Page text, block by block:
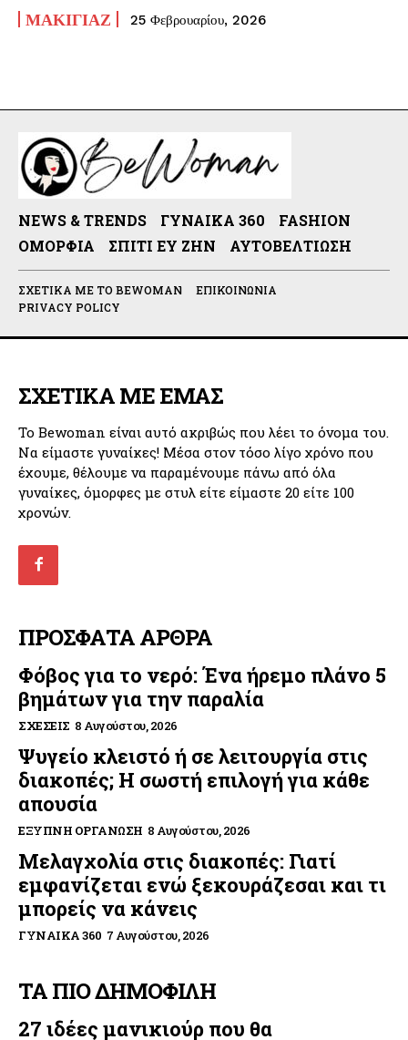
ΜΑΚΙΓΙΆΖ 25 Φεβρουαρίου, 2026
NEWS & TRENDS ΓΥΝΑΊΚΑ 360
FASHION
ΟΜΟΡΦΙΆ
ΣΠΊΤΙ ΕΥ ΖΗΝ ΑΥΤΟΒΕΛΤΊΩΣΗ
ΣΧΕΤΙΚΆ ΜΕ ΤΟ BEWOMAN
ΕΠΙΚΟΙΝΩΝΊΑ
PRIVACY POLICY
ΣΧΕΤΙΚΑ ΜΕ ΕΜΑΣ
Το Bewoman είναι αυτό ακριβώς που λέει το όνομα του.
Να είμαστε γυναίκες! Μέσα στον τόσο λίγο χρόνο που
έχουμε, θέλουμε να παραμένουμε πάνω από όλα
γυναίκες, όμορφες με στυλ είτε είμαστε 20 είτε 100
χρονών.
ΠΡΟΣΦΑΤΑ ΑΡΘΡΑ
Φόβος για το νερό: Ένα ήρεμο πλάνο 5
βημάτων για την παραλία
ΣΧΈΣΕΙΣ 8 Αυγούστου, 2026
Ψυγείο κλειστό ή σε λειτουργία στις
διακοπές; Η σωστή επιλογή για κάθε
απουσία
ΈΞΥΠΝΗ ΟΡΓΆΝΩΣΗ 8 Αυγούστου, 2026
Μελαγχολία στις διακοπές: Γιατί
εμφανίζεται ενώ ξεκουράζεσαι και τι
μπορείς να κάνεις
ΓΥΝΑΊΚΑ 360 7 Αυγούστου, 2026
ΤΑ ΠΙΟ ΔΗΜΟΦΙΛΗ
27 ιδέες μανικιούρ που θα